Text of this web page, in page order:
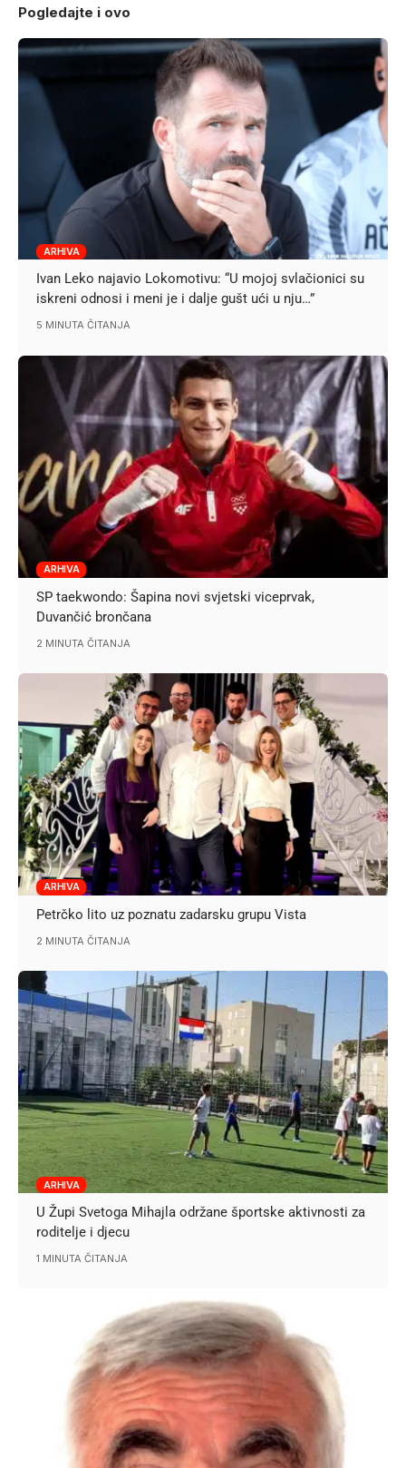
Pogledajte i ovo
ARHIVA
Ivan Leko najavio Lokomotivu: “U mojoj svlačionici su
iskreni odnosi i meni je i dalje gušt ući u nju…”
5 MINUTA ČITANJA
ARHIVA
SP taekwondo: Šapina novi svjetski viceprvak,
Duvančić brončana
2 MINUTA ČITANJA
ARHIVA
Petrčko lito uz poznatu zadarsku grupu Vista
2 MINUTA ČITANJA
ARHIVA
U Župi Svetoga Mihajla održane športske aktivnosti za
roditelje i djecu
1 MINUTA ČITANJA